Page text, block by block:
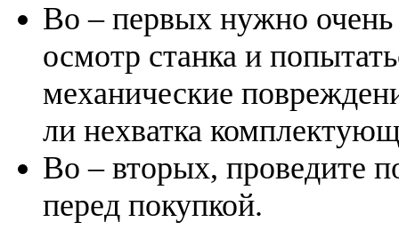
Во – первых нужно
осмотр станка и
механические
ли нехватка
Во – вторых, проведите
перед покупкой.